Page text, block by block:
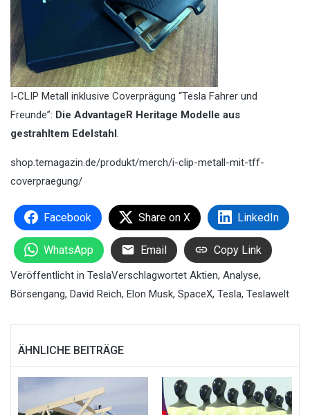
I-CLIP Metall inklusive Coverprägung “Tesla Fahrer und
Freunde”: Die AdvantageR Heritage Modelle aus
gestrahltem Edelstahl.
shop.temagazin.de/produkt/merch/i-clip-metall-mit-tff-
coverpraegung/
Facebook Share on X LinkedIn
WhatsApp Email Copy Link
Veröffentlicht in TeslaVerschlagwortet Aktien, Analyse,
Börsengang, David Reich, Elon Musk, SpaceX, Tesla, Teslawelt
ÄHNLICHE BEITRÄGE